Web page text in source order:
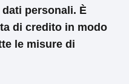
personali. È
di credito in modo
le misure di